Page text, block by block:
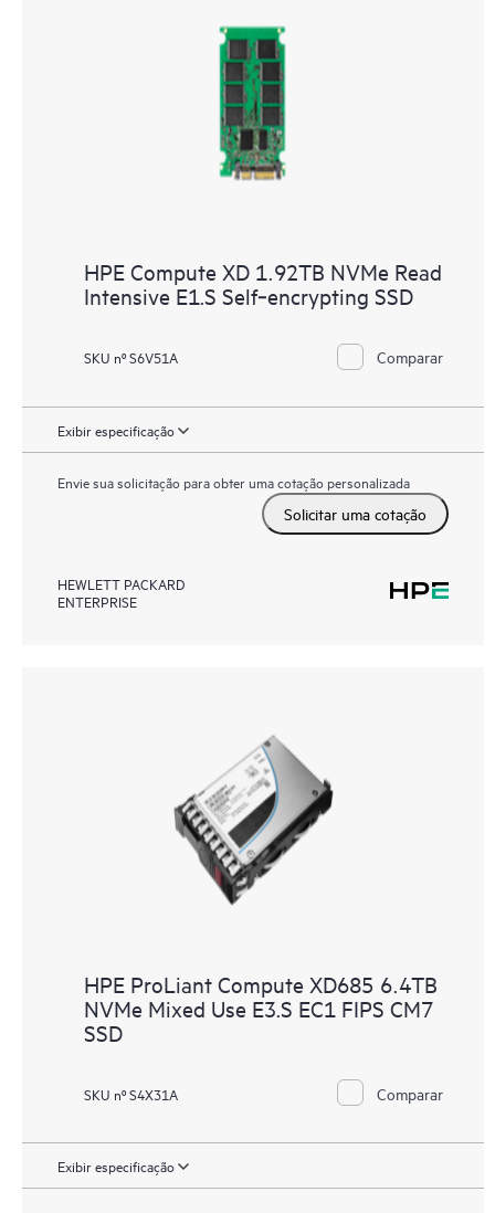
HPE Compute XD 1.92TB NVMe Read
Intensive E1.S Self‑encrypting SSD
SKU nº S6V51A Comparar
Exibir especificação
Envie sua solicitação para obter uma cotação personalizada
Solicitar uma cotação
HEWLETT PACKARD
ENTERPRISE
HPE ProLiant Compute XD685 6.4TB
NVMe Mixed Use E3.S EC1 FIPS CM7
SSD
SKU nº S4X31A Comparar
Exibir especificação